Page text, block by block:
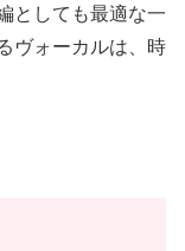
としても最適な一
ヴォーカルは、時